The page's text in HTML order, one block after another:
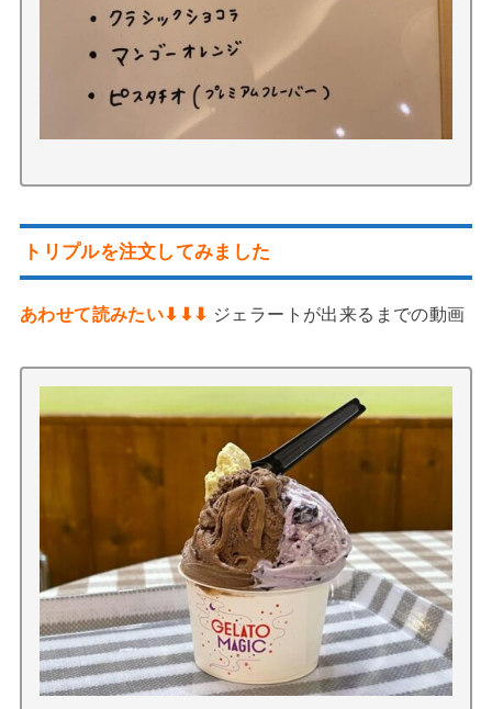
トリプルを注文してみました
あわせて読みたい⬇︎⬇︎⬇︎ ジェラートが出来るまでの動画